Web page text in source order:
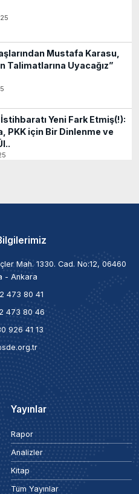
Mustafa Karasu,
Talimatlarına Uyacağız”
Yeni Fark Etmiş(!):
PKK için Bir Dinlenme ve
Mah. 1330. Cad. No:12, 06460
- Ankara
473 80 41
473 80 46
926 41 13
Yayınlar
Rapor
Analizler
Kitap
Tüm Yayınlar